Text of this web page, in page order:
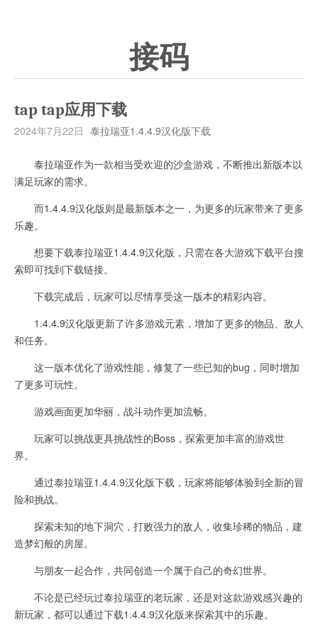
接码
tap tap应用下载
2024年7月22日 泰拉瑞亚1.4.4.9汉化版下载
泰拉瑞亚作为一款相当受欢迎的沙盒游戏，不断推出新版本以
满足玩家的需求。
而1.4.4.9汉化版则是最新版本之一，为更多的玩家带来了更多
乐趣。
想要下载泰拉瑞亚1.4.4.9汉化版，只需在各大游戏下载平台搜
索即可找到下载链接。
下载完成后，玩家可以尽情享受这一版本的精彩内容。
1.4.4.9汉化版更新了许多游戏元素，增加了更多的物品、敌人
和任务。
这一版本优化了游戏性能，修复了一些已知的bug，同时增加
了更多可玩性。
游戏画面更加华丽，战斗动作更加流畅。
玩家可以挑战更具挑战性的Boss，探索更加丰富的游戏世
界。
通过泰拉瑞亚1.4.4.9汉化版下载，玩家将能够体验到全新的冒
险和挑战。
探索未知的地下洞穴，打败强力的敌人，收集珍稀的物品，建
造梦幻般的房屋。
与朋友一起合作，共同创造一个属于自己的奇幻世界。
不论是已经玩过泰拉瑞亚的老玩家，还是对这款游戏感兴趣的
新玩家，都可以通过下载1.4.4.9汉化版来探索其中的乐趣。